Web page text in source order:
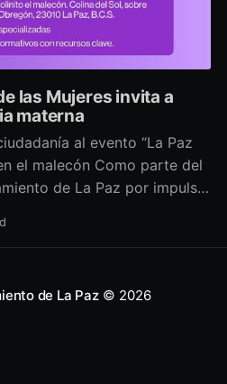
las Mujeres invita a
materna
al evento “La Paz
Como parte del
de La Paz por impulsar
mujeres, así como generar
de La Paz© 2026